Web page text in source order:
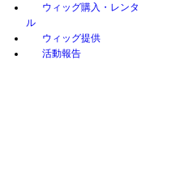
ウィッグ購入・レンタ
ル
ウィッグ提供
活動報告